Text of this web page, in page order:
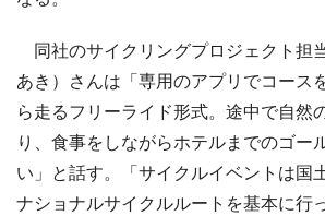
同社のサイクリングプロジェクト担
あき）さんは「専用のアプリでコース
ら走るフリーライド形式。途中で自然
り、食事をしながらホテルまでのゴー
い」と話す。「サイクルイベントは国
ナショナルサイクルルートを基本に行